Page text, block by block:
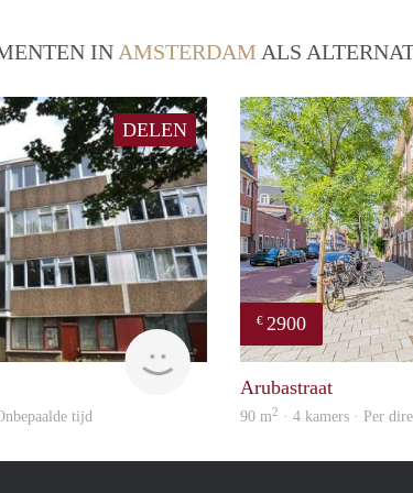
IN AMSTERDAM ALS
DELEN
tijd
€ 2900
Arubastraat
90 m2 · 4 kamers · Per